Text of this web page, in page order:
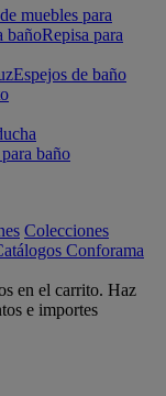
muebles para
bañoRepisa para
Espejos de baño
baño
Colecciones
Conforama
en el carrito. Haz
e importes